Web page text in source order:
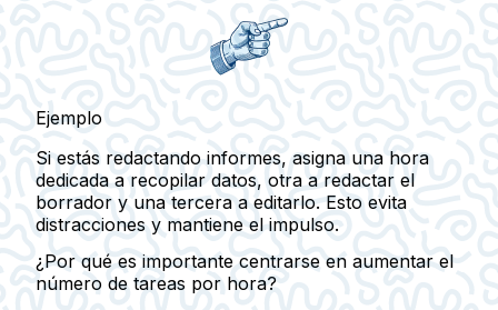
Ejemplo
Si estás redactando informes, asigna una hora
dedicada a recopilar datos, otra a redactar el
borrador y una tercera a editarlo. Esto evita
distracciones y mantiene el impulso.
¿Por qué es importante centrarse en aumentar el
número de tareas por hora?